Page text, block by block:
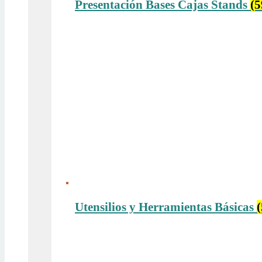
Presentación Bases Cajas Stands
Utensilios y Herramientas Básicas